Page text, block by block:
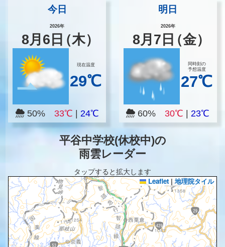
今日
2026年
8月 6 日（木）
現在温度
29℃
50% 33℃ 24℃
明日
2026年
8月 7 日（金）
同時刻の
予想温度
27℃
60% 30℃ |23℃
平谷中学校(休校中)の
雨雲レーダー
タップすると拡大します
Leaflet | 地理院タイル